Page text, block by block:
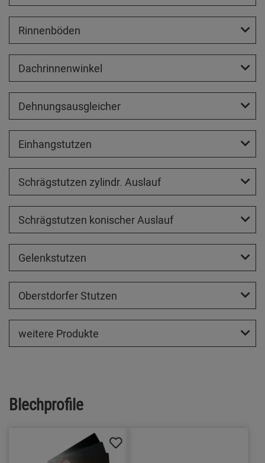
Rinnenböden
Dachrinnenwinkel
Dehnungsausgleicher
Einhangstutzen
Schrägstutzen zylindr. Auslauf
Schrägstutzen konischer Auslauf
Gelenkstutzen
Oberstdorfer Stutzen
weitere Produkte
Blechprofile